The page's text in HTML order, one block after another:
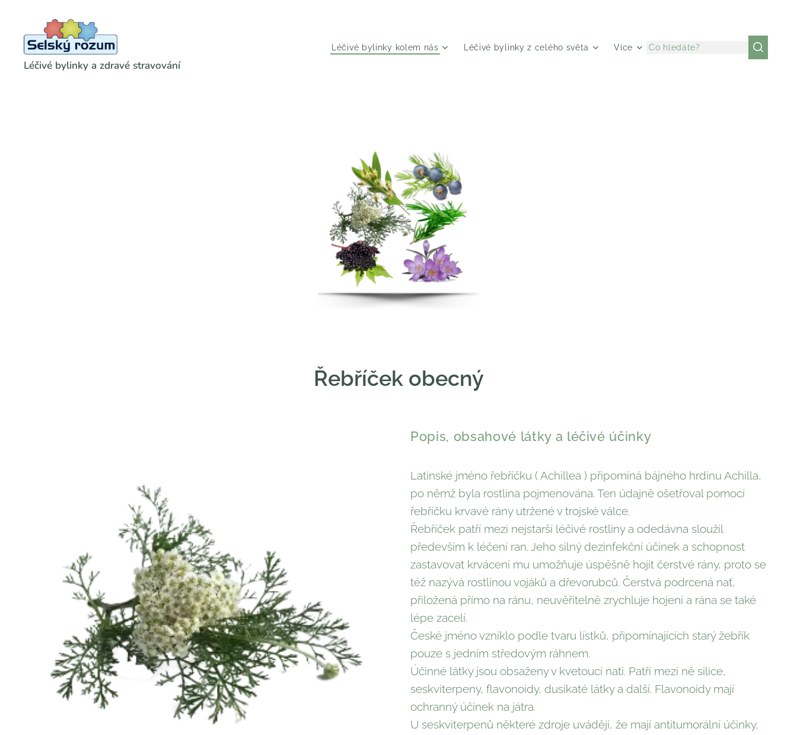
Léčivé bylinky a zdravé stravování
Léčivé bylinky kolem nás Léčivé bylinky z celého světa Více
Řebříček obecný
Popis, obsahové látky a léčivé účinky
Latinské jméno řebříčku ( Achillea ) připomíná bájného hrdinu Achilla,
po němž byla rostlina pojmenována. Ten údajně ošetřoval pomocí
řebříčku krvavé rány utržené v trojské válce.
Řebříček patří mezi nejstarší léčivé rostliny a odedávna sloužil
především k léčení ran. Jeho silný dezinfekční účinek a schopnost
zastavovat krvácení mu umožňuje úspěšně hojit čerstvé rány, proto se
též nazývá rostlinou vojáků a dřevorubců. Čerstvá podrcená nať,
přiložená přímo na ránu, neuvěřitelně zrychluje hojení a rána se také
lépe zacelí.
České jméno vzniklo podle tvaru lístků, připomínajících starý žebřík
pouze s jedním středovým ráhnem.
Účinné látky jsou obsaženy v kvetoucí nati. Patří mezi ně silice,
seskviterpeny, flavonoidy, dusíkaté látky a další. Flavonoidy mají
ochranný účinek na játra.
U seskviterpenů některé zdroje uvádějí, že mají antitumorální účinky,